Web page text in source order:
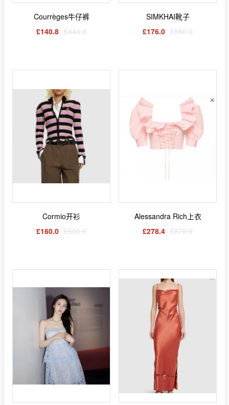
Courrèges牛仔裤
£140.8 £440.0
SIMKHAI靴子
£176.0 £550.0
Cormio开衫
£160.0 £500.0
Alessandra Rich上衣
£278.4 £870.0